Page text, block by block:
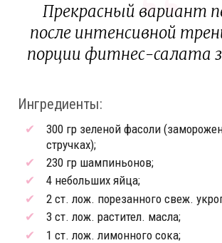
Прекрасный вариант
после интенсивной
порции фитнес-салата
Ингредиенты:
300 гр зеленой фасоли
стручках);
230 гр шампиньонов;
4 небольших яйца;
2 ст. лож. порезанного свеж.
3 ст. лож. растител. масла;
1 ст. лож. лимонного сока;